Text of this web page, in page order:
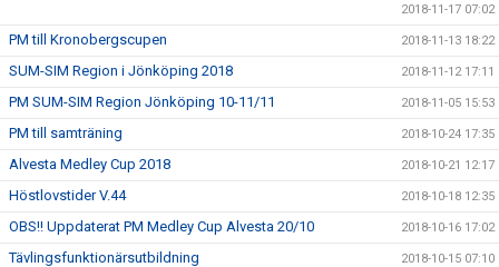
2018-11-17 07:02
PM till Kronobergscupen 2018-11-13 18:22
SUM-SIM Region i Jönköping 2018 2018-11-12 17:11
PM SUM-SIM Region Jönköping 10-11/11 2018-11-05 15:53
PM till samträning 2018-10-24 17:35
Alvesta Medley Cup 2018 2018-10-21 12:17
Höstlovstider V.44 2018-10-18 12:35
OBS!! Uppdaterat PM Medley Cup Alvesta 20/10 2018-10-16 17:02
Tävlingsfunktionärsutbildning 2018-10-15 07:10